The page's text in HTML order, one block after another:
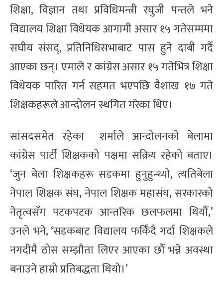
शिक्षा, विज्ञान तथा प्रविधिमन्त्री रघुजी पन्तले भने
विद्यालय शिक्षा विधेयक आगामी असार १५ गतेसम्ममा
स‌घीय संसद्, प्रतिनिधिसभाबाट पास हुने दाबी गर्दै
आएका छन्। एमाले र कांग्रेस असार १५ गतेभित्र शिक्षा
विधेयक पारित गर्न सहमत भएपछि वैशाख १७ गते
शिक्षकहरूले आन्दोलन स्थगित गरेका थिए।
सांसदसमेत रहेका शर्माले आन्दोलनको बेलामा
कांग्रेस पार्टी शिक्षकको पक्षमा सक्रिय रहेको बताए।
‘जुन बेला शिक्षकहरू सडकमा हुनुहुन्थ्यो, त्यतिबेला
नेपाल शिक्षक संघ, नेपाल शिक्षक महासंघ, सरकारको
नेतृत्वसँग पटकपटक आन्तरिक छलफलमा थियौँ,’
उनले भने, ‘सडकबाट विद्यालय फर्किँदै गर्दा शिक्षकले
नगदीमै ठोस सम्झौता लिएर आएका छौँ भन्ने अवस्था
बनाउने हाम्रो प्रतिबद्धता थियो।’